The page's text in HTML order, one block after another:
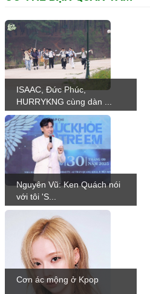
ISAAC, Đức Phúc,
HURRYKNG cùng dàn ...
Nguyên Vũ: Ken Quách nói
với tôi 'S...
Cơn ác mộng ở Kpop